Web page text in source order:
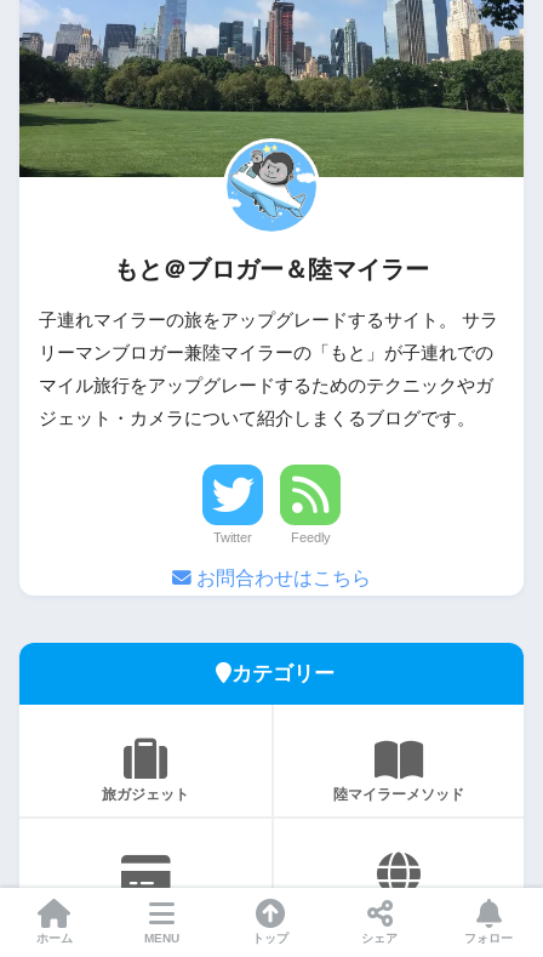
もと＠ブロガー＆陸マイラー
子連れマイラーの旅をアップグレードするサイト。 サラ
リーマンブロガー兼陸マイラーの「もと」が子連れでの
マイル旅行をアップグレードするためのテクニックやガ
ジェット・カメラについて紹介しまくるブログです。
Twitter Feedly
お問合わせはこちら
カテゴリー
旅ガジェット 陸マイラーメソッド
クレジットカード 旅行記
ホーム MENU トップ シェア フォロー